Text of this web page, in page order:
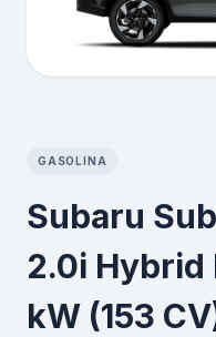
GASOLINA
Subaru
2.0i Hybrid
kW (153